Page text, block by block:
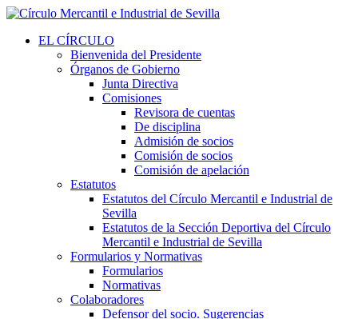
EL CÍRCULO
Bienvenida del Presidente
Órganos de Gobierno
Junta Directiva
Comisiones
Revisora de cuentas
De disciplina
Admisión de socios
Comisión de socios
Comisión de apelación
Estatutos
Estatutos del Círculo Mercantil e Industrial de
Sevilla
Estatutos de la Sección Deportiva del Círculo
Mercantil e Industrial de Sevilla
Formularios y Normativas
Formularios
Normativas
Colaboradores
Defensor del socio. Sugerencias